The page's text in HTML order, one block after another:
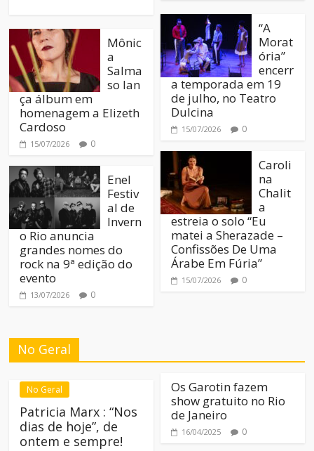
Mônic
a
Salma
so lan
ça álbum em
homenagem a Elizeth
Cardoso
15/07/2026 0
Enel
Festiv
al de
Invern
o Rio anuncia
grandes nomes do
rock na 9ª edição do
evento
13/07/2026 0
“A
Morat
ória”
encerr
a temporada em 19
de julho, no Teatro
Dulcina
15/07/2026 0
Caroli
na
Chalit
a
estreia o solo “Eu
matei a Sherazade –
Confissões De Uma
Árabe Em Fúria”
15/07/2026 0
No Geral
No Geral
Patricia Marx : “Nos
dias de hoje”, de
ontem e sempre!
Os Garotin fazem
show gratuito no Rio
de Janeiro
16/04/2025 0